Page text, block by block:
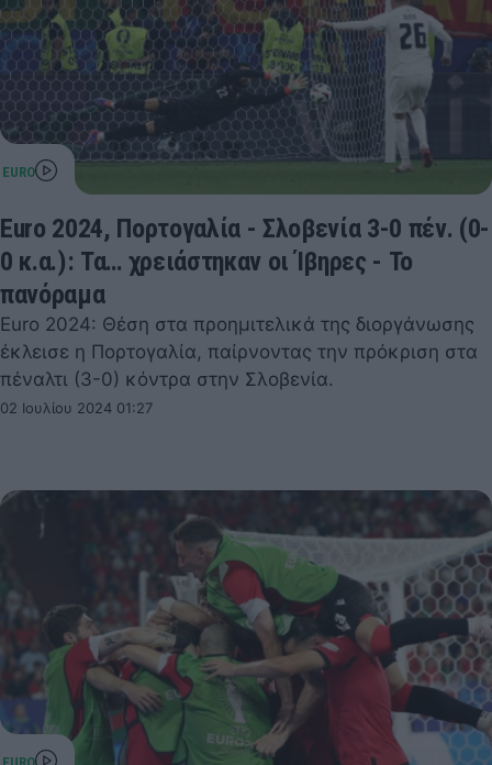
Euro 2024, Πορτογαλία - Σλοβενία 3-0 πέν. (0-
0 κ.α.): Τα… χρειάστηκαν οι Ίβηρες - Το
πανόραμα
Euro 2024: Θέση στα προημιτελικά της διοργάνωσης
έκλεισε η Πορτογαλία, παίρνοντας την πρόκριση στα
πέναλτι (3-0) κόντρα στην Σλοβενία.
02 Ιουλίου 2024 01:27